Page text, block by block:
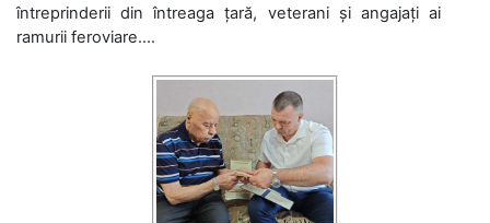
întreprinderii din întreaga țară, veterani și angajați ai
ramurii feroviare....